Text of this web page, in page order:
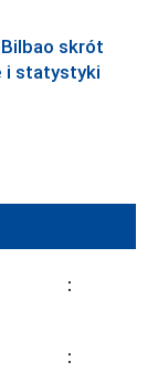
skrót
i statystyki
:
: